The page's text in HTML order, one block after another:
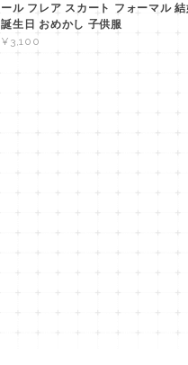
ール フレア スカート フォーマル
誕生日 おめかし 子供服
¥3,100